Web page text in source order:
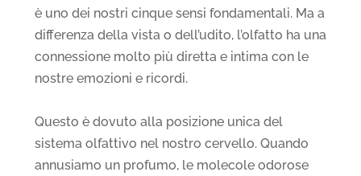
è uno dei nostri cinque sensi fondamentali. Ma a
differenza della vista o dell’udito, l’olfatto ha una
connessione molto più diretta e intima con le
nostre emozioni e ricordi.
Questo è dovuto alla posizione unica del
sistema olfattivo nel nostro cervello. Quando
annusiamo un profumo, le molecole odorose